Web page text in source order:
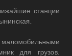
станции
для грузов.